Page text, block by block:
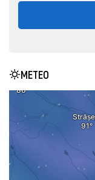
METEO